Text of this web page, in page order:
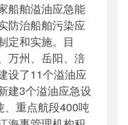
船舶溢油应急能
防治船舶污染应
定和实施。目
万州、岳阳、涪
设了11个溢油应
建3个溢油应急设
、重点航段400吨